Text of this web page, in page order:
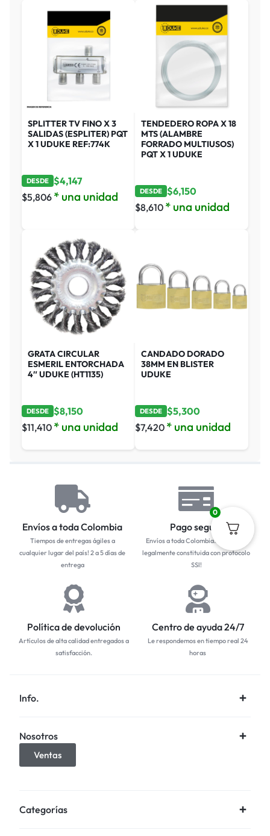
SPLITTER TV FINO X 3
SALIDAS (ESPLITER) PQT
X 1 UDUKE REF:774K
DESDE $4,147
$5,806 * una unidad
TENDEDERO ROPA X 18
MTS (ALAMBRE
FORRADO MULTIUSOS)
PQT X 1 UDUKE
DESDE $6,150
$8,610 * una unidad
GRATA CIRCULAR
ESMERIL ENTORCHADA
4″ UDUKE (HT1135)
DESDE $8,150
$11,410 * una unidad
CANDADO DORADO
38MM EN BLISTER
UDUKE
DESDE $5,300
$7,420 * una unidad
Envíos a toda Colombia
Tiempos de entregas ágiles a
cualquier lugar del país! 2 a 5 días de
entrega
Pago seguro
Envíos a toda Colombia... Empresa
legalmente constituida con protocolo
SSl!
Política de devolución
Artículos de alta calidad entregados a
satisfacción.
Centro de ayuda 24/7
Le respondemos en tiempo real 24
horas
Info.
Nosotros
Ventas
Categorías
0